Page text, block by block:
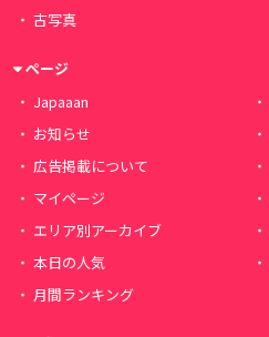
古写真
ページ
Japaaan
お知らせ
広告掲載について
マイページ
エリア別アーカイブ
本日の人気
月間ランキング